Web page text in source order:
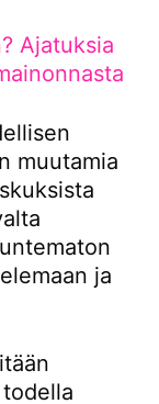
Ajatuksia
muutamia
ja